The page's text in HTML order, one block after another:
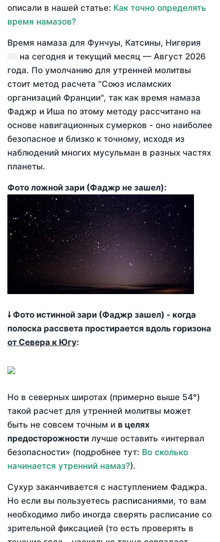
описали в нашей статье: Как точно определять
время намазов?
Время намаза для Фунчуы, Катсины, Нигерия
на сегодня и текущий месяц — Август 2026
года. По умолчанию для утренней молитвы
стоит метод расчета "Союз исламских
организаций Франции", так как время намаза
Фаджр и Иша по этому методу рассчитано на
основе навигационных сумерков - оно наиболее
безопасное и близко к точному, исходя из
наблюдений многих мусульман в разных частях
планеты.
Фото ложной зари (Фаджр не зашел):
🠗 Фото истинной зари (Фаджр зашел) - когда
полоска рассвета простирается вдоль горизона
от Севера к Югу:
Но в северных широтах (примерно выше 54°)
такой расчет для утренней молитвы может
быть не совсем точным и в целях
предосторожности лучше оставить «интервал
безопасности» (подробнее тут: Во сколько
начинается утренний намаз?).
Сухур заканчивается с наступлением Фаджра.
Но если вы пользуетесь расписаниями, то вам
необходимо либо иногда сверять расписание со
зрительной фиксацией (то есть проверять в